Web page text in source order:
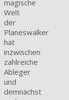
magische
Welt
der
Planeswalker
hat
inzwischen
zahlreiche
Ableger
und
demnächst